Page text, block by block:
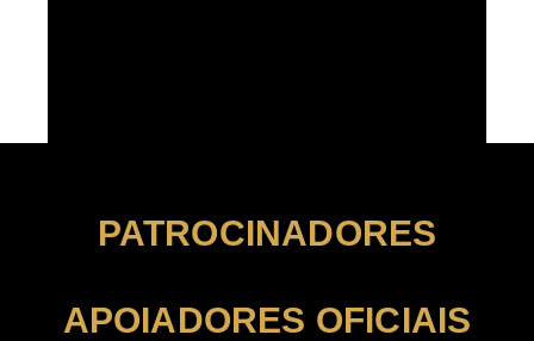
PATROCINADORES
APOIADORES OFICIAIS